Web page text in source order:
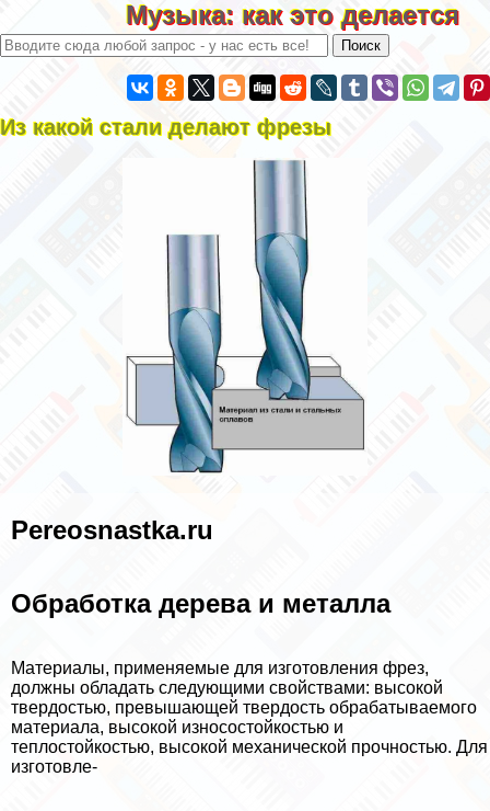
Музыка: как это делается
Из какой стали делают фрезы
Pereosnastka.ru
Обработка дерева и металла
Материалы, применяемые для изготовления фрез,
должны обладать следующими свойствами: высокой
твердостью, превышающей твердость обpaбатываемого
материала, высокой износостойкостью и
теплостойкостью, высокой механической прочностью. Для
изготовле-